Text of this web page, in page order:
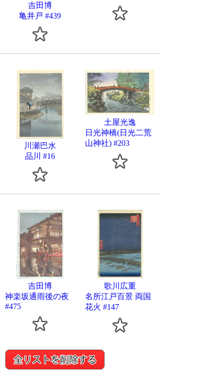
吉田博
亀井戸 #439
川瀬巴水
品川 #16
土屋光逸
日光神橋(日光二荒
山神社) #203
吉田博
神楽坂通雨後の夜
#475
歌川広重
名所江戸百景 両国
花火 #147